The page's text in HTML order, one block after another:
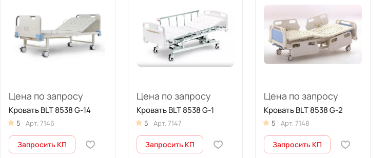
Цена по запросу
Кровать BLT 8538 G-14
5 Арт. 7146
Запросить КП
Цена по запросу
Кровать BLT 8538 G-1
5 Арт. 7147
Запросить КП
Цена по запросу
Кровать BLT 8538 G-2
5 Арт.7148
Запросить КП